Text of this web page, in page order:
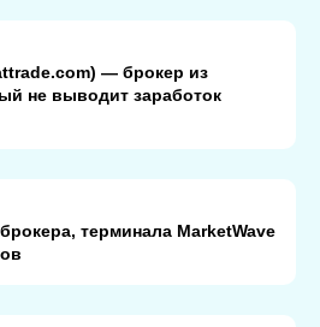
— брокер из
не выводит заработок
терминала MarketWave